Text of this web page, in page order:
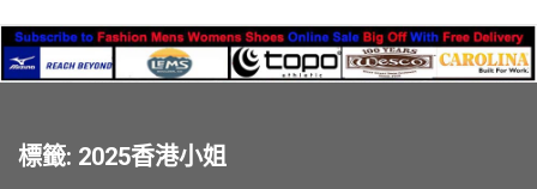
標籤: 2025香港小姐